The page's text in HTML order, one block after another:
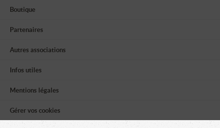
Boutique
Partenaires
Autres associations
Infos utiles
Mentions légales
Gérer vos cookies